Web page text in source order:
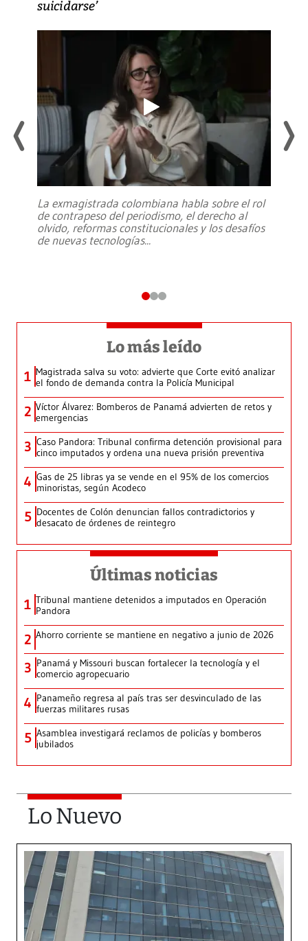
suicidarse’
La exmagistrada colombiana habla sobre el rol
de contrapeso del periodismo, el derecho al
olvido, reformas constitucionales y los desafíos
de nuevas tecnologías...
Lo más leído
1 Magistrada salva su voto: advierte que Corte evitó analizar
el fondo de demanda contra la Policía Municipal
2 Víctor Álvarez: Bomberos de Panamá advierten de retos y
emergencias
3 Caso Pandora: Tribunal confirma detención provisional para
cinco imputados y ordena una nueva prisión preventiva
4 Gas de 25 libras ya se vende en el 95% de los comercios
minoristas, según Acodeco
5 Docentes de Colón denuncian fallos contradictorios y
desacato de órdenes de reintegro
Últimas noticias
1 Tribunal mantiene detenidos a imputados en Operación
Pandora
2 Ahorro corriente se mantiene en negativo a junio de 2026
3 Panamá y Missouri buscan fortalecer la tecnología y el
comercio agropecuario
4 Panameño regresa al país tras ser desvinculado de las
fuerzas militares rusas
5 Asamblea investigará reclamos de policías y bomberos
jubilados
Lo Nuevo